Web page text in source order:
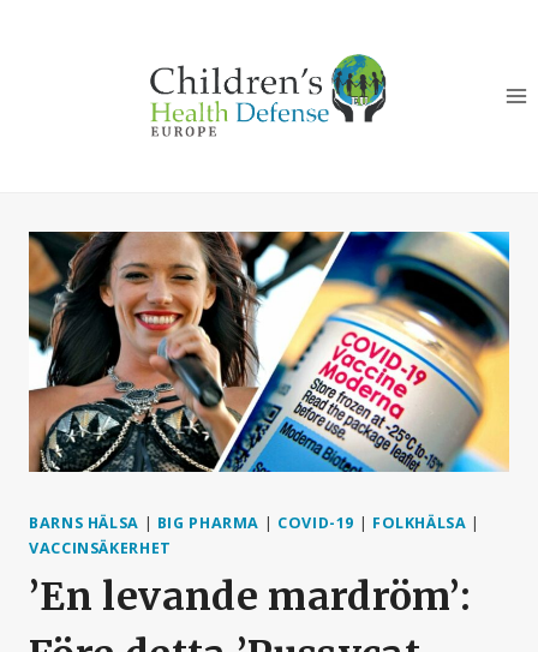
BARNS HÄLSA | BIG PHARMA | COVID-19 | FOLKHÄLSA |
VACCINSÄKERHET
’En levande mardröm’: